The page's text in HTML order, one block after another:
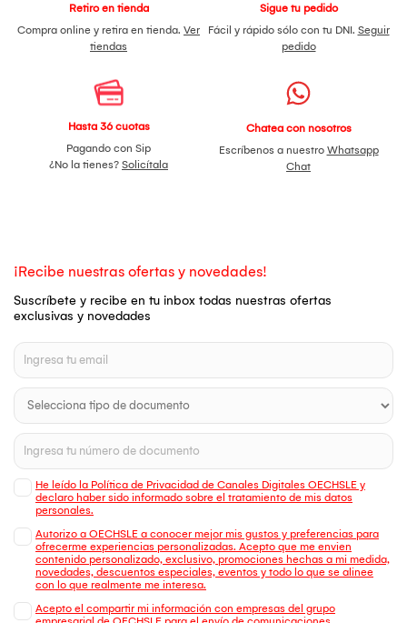
Retiro en tienda
Compra online y retira en tienda. Ver
tiendas
Sigue tu pedido
Fácil y rápido sólo con tu DNI. Seguir
pedido
Hasta 36 cuotas
Pagando con Sip
¿No la tienes? Solicítala
Chatea con nosotros
Escríbenos a nuestro Whatsapp
Chat
¡Recibe nuestras ofertas y novedades!
Suscríbete y recibe en tu inbox todas nuestras ofertas
exclusivas y novedades
He leído la Política de Privacidad de Canales Digitales OECHSLE y
declaro haber sido informado sobre el tratamiento de mis datos
personales.
Autorizo a OECHSLE a conocer mejor mis gustos y preferencias para
ofrecerme experiencias personalizadas. Acepto que me envien
contenido personalizado, exclusivo, promociones hechas a mi medida,
novedades, descuentos especiales, eventos y todo lo que se alinee
con lo que realmente me interesa.
Acepto el compartir mi información con empresas del grupo